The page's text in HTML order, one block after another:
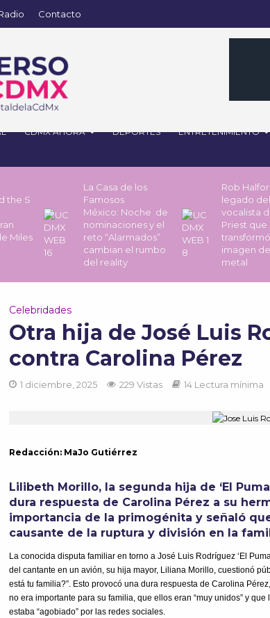
Contacto
CDMX AHORA DEPORTES ENTRETENIMIENTO
the S
Miles
La Casa de los
Famosos
México: Noche de
nominaciones y el
reto “Alarmados”
cambian el rumbo
del reality
Rob
legado del
vocalista
Priest que
imagen
metal
Celebridades
Otra hija de José Luis
contra Carolina Pérez
1 diciembre, 2025 229 Vistas 14 Lectura mínima
Redacción: MaJo Gutiérrez
Lilibeth Morillo, la segunda hija de ‘El
dura respuesta de Carolina Pérez a su
importancia de la primogénita y señaló
causante de la ruptura y división en la
La conocida disputa familiar en torno a José Luis Rodríguez ‘El
del cantante en un avión, su hija mayor, Liliana Morillo, cuestionó
está tu familia?”. Esto provocó una dura respuesta de Carolina
no era importante para su familia, que ellos eran “muy unidos” y
estaba “agobiado” por las redes sociales.